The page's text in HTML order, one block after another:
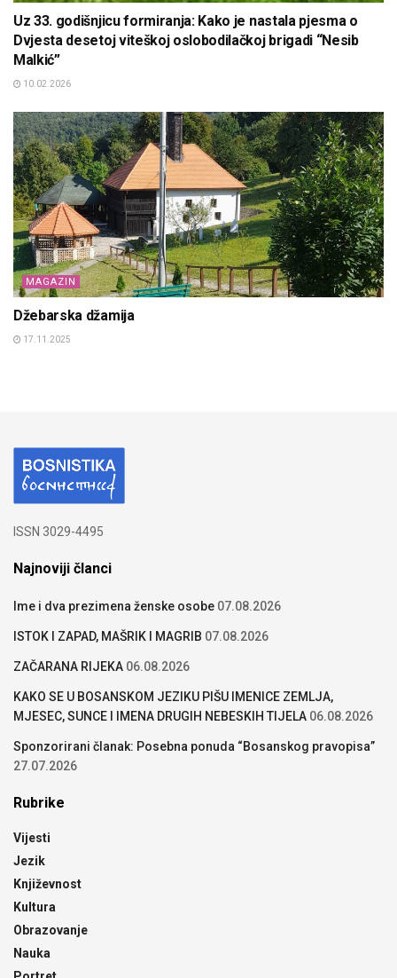
Uz 33. godišnjicu formiranja: Kako je nastala pjesma o
Dvjesta desetoj viteškoj oslobodilačkoj brigadi “Nesib
Malkić”
10.02.2026
MAGAZIN
Džebarska džamija
17.11.2025
ISSN 3029-4495
Najnoviji članci
Ime i dva prezimena ženske osobe 07.08.2026
ISTOK I ZAPAD, MAŠRIK I MAGRIB 07.08.2026
ZAČARANA RIJEKA 06.08.2026
KAKO SE U BOSANSKOM JEZIKU PIŠU IMENICE ZEMLJA,
MJESEC, SUNCE I IMENA DRUGIH NEBESKIH TIJELA 06.08.2026
Sponzorirani članak: Posebna ponuda “Bosanskog pravopisa”
27.07.2026
Rubrike
Vijesti
Jezik
Književnost
Kultura
Obrazovanje
Nauka